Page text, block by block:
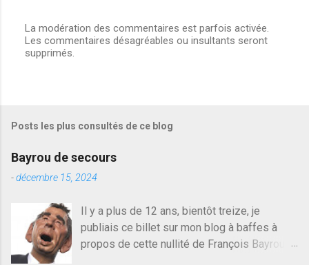
E
n
t
e
r
u
m
m
e
La modération des commentaires est parfois activée.
Les commentaires désagréables ou insultants seront
supprimés.
Posts les plus consultés de ce blog
Bayrou de secours
-décembre 15, 2024
Il y a plus de 12 ans, bientôt treize, je
publiais ce billet sur mon blog à baffes à
propos de cette nullité de François Bayrou. Il